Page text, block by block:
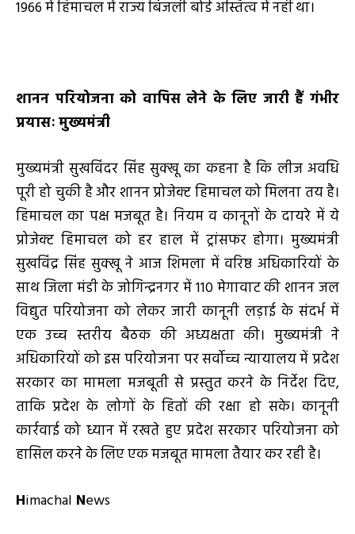
1966 में हिमाचल में राज्य बिजली बोर्ड अस्तित्व में नहीं था।
शानन परियोजना को वापिस लेने के लिए जारी हैं गंभीर
प्रयासः मुख्यमंत्री
मुख्यमंत्री सुखविंदर सिंह सुक्खू का कहना है कि लीज अवधि
पूरी हो चुकी है और शानन प्रोजेक्ट हिमाचल को मिलना तय है।
हिमाचल का पक्ष मजबूत है। नियम व कानूनों के दायरे में ये
प्रोजेक्ट हिमाचल को हर हाल में ट्रांसफर होगा। मुख्यमंत्री
सुखविंद्र सिंह सुक्खू ने आज शिमला में वरिष्ठ अधिकारियों के
साथ जिला मंडी के जोगिन्द्रनगर में 110 मेगावाट की शानन जल
विद्युत परियोजना को लेकर जारी कानूनी लड़ाई के संदर्भ में
एक उच्च स्तरीय बैठक की अध्यक्षता की। मुख्यमंत्री ने
अधिकारियों को इस परियोजना पर सर्वोच्च न्यायालय में प्रदेश
सरकार का मामला मजबूती से प्रस्तुत करने के निर्देश दिए,
ताकि प्रदेश के लोगों के हितों की रक्षा हो सके। कानूनी
कार्रवाई को ध्यान में रखते हुए प्रदेश सरकार परियोजना को
हासिल करने के लिए एक मजबूत मामला तैयार कर रही है।
Himachal News